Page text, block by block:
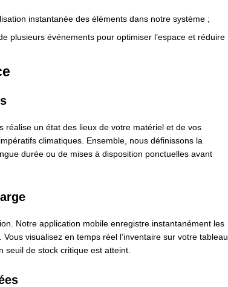
instantanée des éléments dans notre système ;
plusieurs événements pour optimiser l’espace et réduire
réalise un état des lieux de votre matériel et de vos
climatiques. Ensemble, nous définissons la
durée ou de mises à disposition ponctuelles avant
Notre application mobile enregistre instantanément les
visualisez en temps réel l’inventaire sur votre tableau
seuil de stock critique est atteint.